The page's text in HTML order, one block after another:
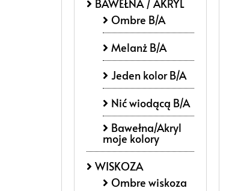
BAWEŁNA / AKRYL
Ombre B/A
Melanż B/A
Jeden kolor B/A
Nić wiodącą B/A
Bawełna/Akryl
moje kolory
WISKOZA
Ombre wiskoza